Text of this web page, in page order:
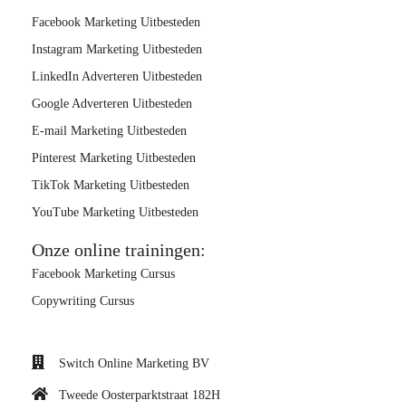
Facebook Marketing Uitbesteden
Instagram Marketing Uitbesteden
LinkedIn Adverteren Uitbesteden
Google Adverteren Uitbesteden
E-mail Marketing Uitbesteden
Pinterest Marketing Uitbesteden
TikTok Marketing Uitbesteden
YouTube Marketing Uitbesteden
Onze online trainingen:
Facebook Marketing Cursus
Copywriting Cursus
Switch Online Marketing BV
Tweede Oosterparktstraat 182H